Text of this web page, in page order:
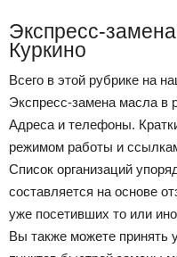
Экспресс-
Куркино
Всего в этой рубрике на
Экспресс-замена масла в
Адреса и телефоны.
режимом работы и
Список организаций
составляется на основе
уже посетивших то или
Вы также можете принять